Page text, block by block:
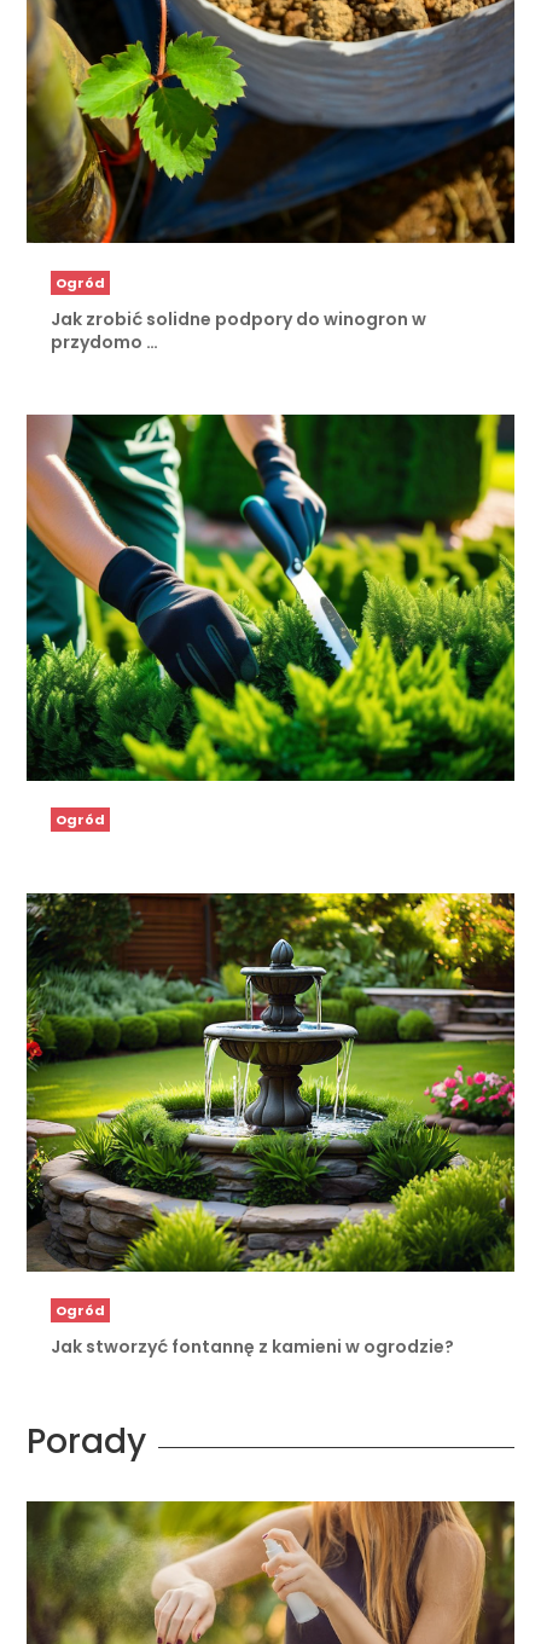
Ogród
Jak zrobić solidne podpory do winogron w
przydomo …
Ogród
Ogród
Jak stworzyć fontannę z kamieni w ogrodzie?
Porady